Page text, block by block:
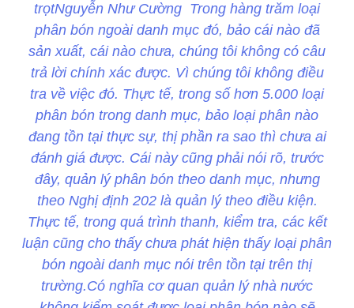
trọtNguyễn Như Cường Trong hàng trăm loại
phân bón ngoài danh mục đó, bảo cái nào đã
sản xuất, cái nào chưa, chúng tôi không có câu
trả lời chính xác được. Vì chúng tôi không điều
tra về việc đó. Thực tế, trong số hơn 5.000 loại
phân bón trong danh mục, bảo loại phân nào
đang tồn tại thực sự, thị phần ra sao thì chưa ai
đánh giá được. Cái này cũng phải nói rõ, trước
đây, quản lý phân bón theo danh mục, nhưng
theo Nghị định 202 là quản lý theo điều kiện.
Thực tế, trong quá trình thanh, kiểm tra, các kết
luận cũng cho thấy chưa phát hiện thấy loại phân
bón ngoài danh mục nói trên tồn tại trên thị
trường.Có nghĩa cơ quan quản lý nhà nước